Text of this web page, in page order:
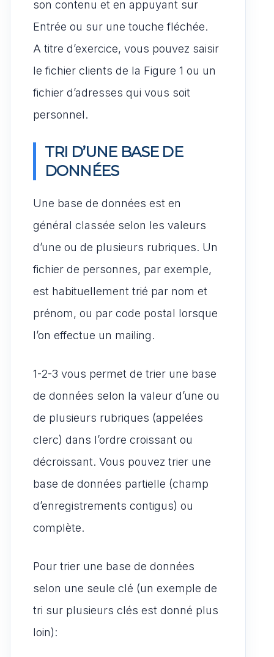
son contenu et en appuyant sur
Entrée ou sur une touche fléchée.
A titre d’exercice, vous pouvez saisir
le fichier clients de la Figure 1 ou un
fichier d’adresses qui vous soit
personnel.
TRI D’UNE BASE DE
DONNÉES
Une base de données est en
général classée selon les valeurs
d’une ou de plusieurs rubriques. Un
fichier de personnes, par exemple,
est habituellement trié par nom et
prénom, ou par code postal lorsque
l’on effectue un mailing.
1-2-3 vous permet de trier une base
de données selon la valeur d’une ou
de plusieurs rubriques (appelées
clerc) dans l’ordre croissant ou
décroissant. Vous pouvez trier une
base de données partielle (champ
d’enregistrements contigus) ou
complète.
Pour trier une base de données
selon une seule clé (un exemple de
tri sur plusieurs clés est donné plus
loin):